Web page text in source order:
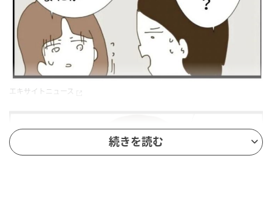
エキサイトニュース
続きを読む